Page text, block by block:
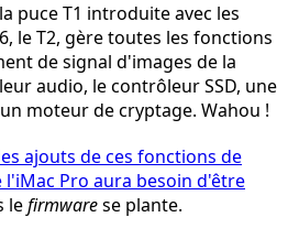
puce T1 introduite avec les
le T2, gère toutes les fonctions
de signal d'images de la
audio, le contrôleur SSD, une
moteur de cryptage. Wahou !
ajouts de ces fonctions de
l'iMac Pro aura besoin d'être
lefirmwarese plante.